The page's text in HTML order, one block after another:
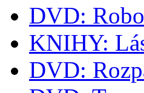
DVD:
KNIHY:
DVD: